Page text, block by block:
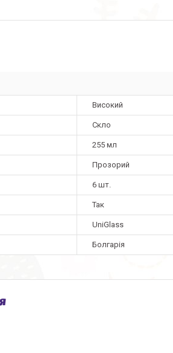
Високий
Скло
255 мл
Прозорий
6 шт.
Так
UniGlass
Болгарія